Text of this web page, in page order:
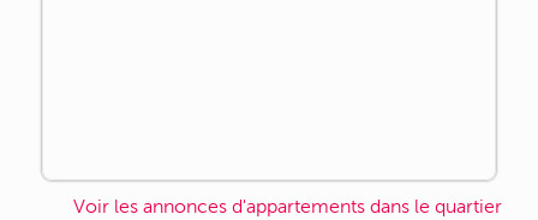
Voir les annonces d'appartements dans le quartier